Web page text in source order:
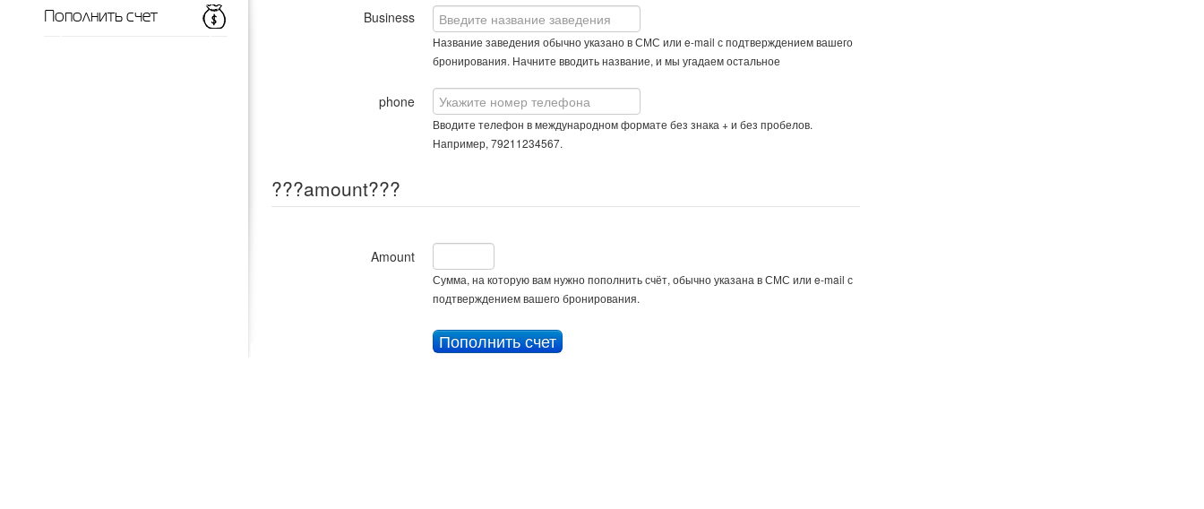
Business
Название заведения обычно указано в СМС или e-mail с подтверждением вашего
бронирования. Начните вводить название, и мы угадаем остальное
phone
Вводите телефон в международном формате без знака + и без пробелов.
Например, 79211234567.
???amount???
Amount
Сумма, на которую вам нужно пополнить счёт, обычно указана в СМС или e-mail с
подтверждением вашего бронирования.
Пополнить счет